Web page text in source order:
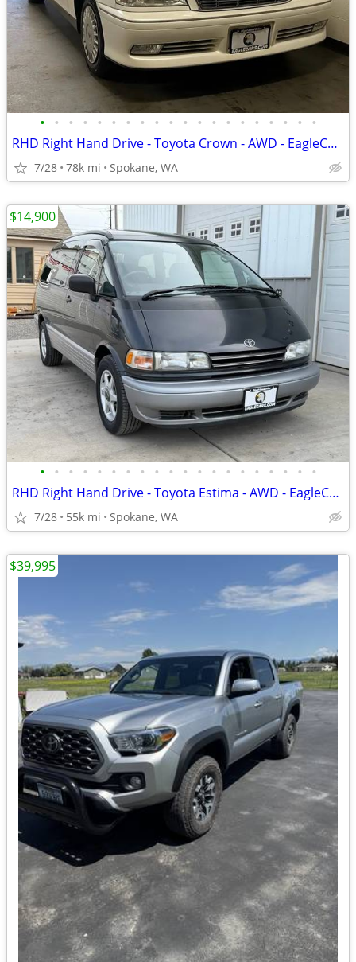
• • • • • • • • • • • • • • • • • • • •
RHD Right Hand Drive - Toyota Crown - AWD - EagleCars.com
7/28 78k mi Spokane, WA
• • • • • • • • • • • • • • • • • • • •
RHD Right Hand Drive - Toyota Estima - AWD - EagleCars.com
7/28 55k mi Spokane, WA
$14,900
$39,995